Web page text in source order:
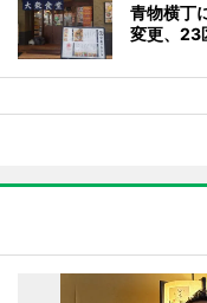
青物横丁
変更、23